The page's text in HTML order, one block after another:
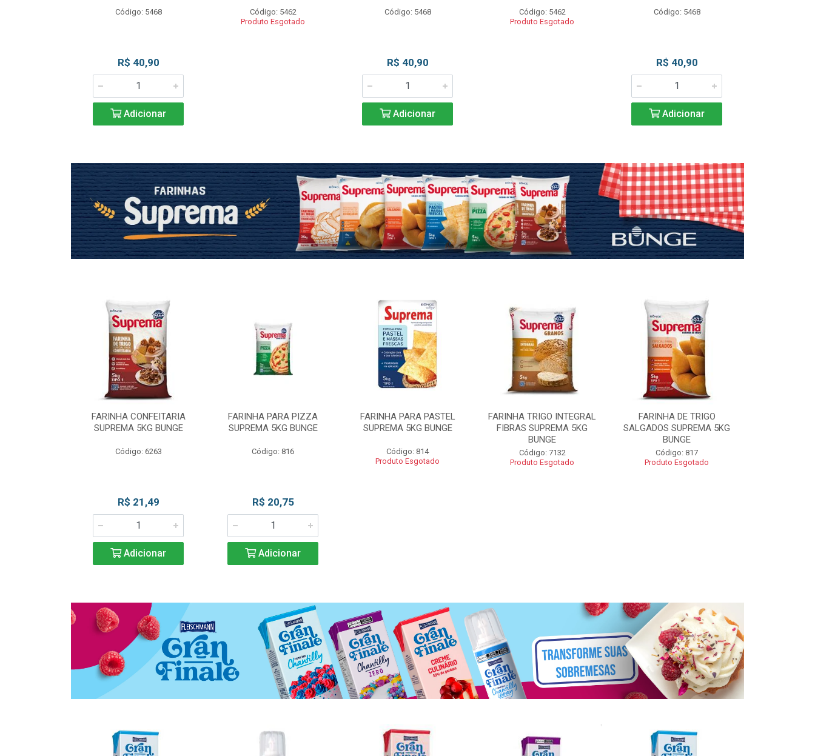
Código: 5468
R$ 40,90
Adicionar
Código: 5462
Produto Esgotado
Código: 5468
R$ 40,90
Adicionar
Código: 5462
Produto Esgotado
Código: 5468
R$ 40,90
Adicionar
FARINHA CONFEITARIA
SUPREMA 5KG BUNGE
Código: 6263
R$ 21,49
Adicionar
FARINHA PARA PIZZA
SUPREMA 5KG BUNGE
Código: 816
R$ 20,75
Adicionar
FARINHA PARA PASTEL
SUPREMA 5KG BUNGE
Código: 814
Produto Esgotado
FARINHA TRIGO INTEGRAL
FIBRAS SUPREMA 5KG
BUNGE
Código: 7132
Produto Esgotado
FARINHA DE TRIGO
SALGADOS SUPREMA 5KG
BUNGE
Código: 817
Produto Esgotado